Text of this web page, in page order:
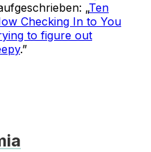
„Ten
Checking In to You
to figure out
.”